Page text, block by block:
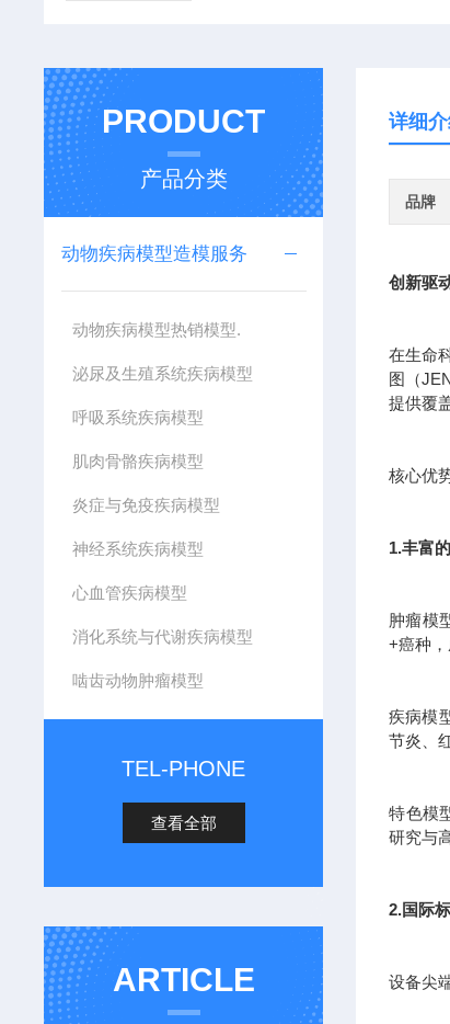
PRODUCT
产品分类
动物疾病模型造模服务
动物疾病模型热销模型.
泌尿及生殖系统疾病模型
呼吸系统疾病模型
肌肉骨骼疾病模型
炎症与免疫疾病模型
神经系统疾病模型
心血管疾病模型
消化系统与代谢疾病模型
啮齿动物肿瘤模型
TEL-PHONE
查看全部
ARTICLE
详细
品牌
创新驱
在生命
图（
提供覆
核心优
1.丰富
肿瘤模
+癌种，
疾病模
节炎、
特色模
研究与
2.国际
设备尖